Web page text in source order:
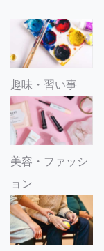
趣味・習い事
美容・ファッシ
ョン